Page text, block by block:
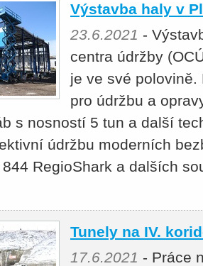
Výstavba haly v
23.6.2021 -
centra údržby
je ve své
pro údržbu a
s nosností 5 tun a další
údržbu moderních
RegioShark a dalších
Tunely na IV.
17.6.2021 - Práce